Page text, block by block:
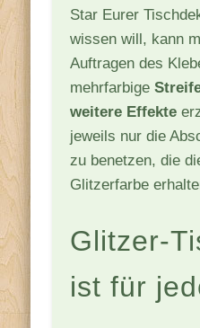
Star Eurer
wissen will, kann
Auftragen des
mehrfarbige
weitere Effekte
jeweils nur die
zu benetzen, die
Glitzerfarbe
Glitzer-
ist für